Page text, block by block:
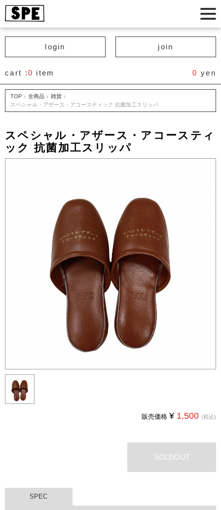
login join
cart :0 item 0 yen
TOP 全商品
雑貨
スペシャル・アザース・アコースティック 抗菌加工スリッパ
スペシャル・アザース・アコースティ
ック 抗菌加工スリッパ
販売価格 ¥ 1,500 (税込)
SOLDOUT
SPEC